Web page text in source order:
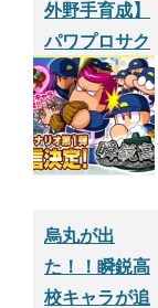
外野手育成】
パワプロサク
セスアプリ
烏丸が出
た！！瞬鋭高
校キャラが追